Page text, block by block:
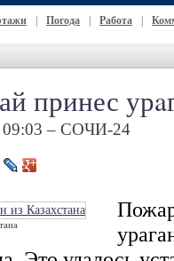
Погода Работа
принес
09:03 – СОЧИ-24